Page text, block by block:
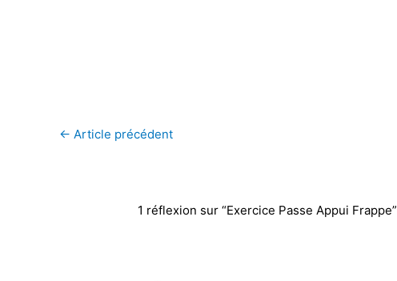
← Article précédent
1 réflexion sur “ Exercice Passe Appui Frappe”